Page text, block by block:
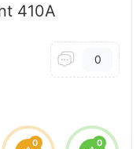
410A
0
0 0